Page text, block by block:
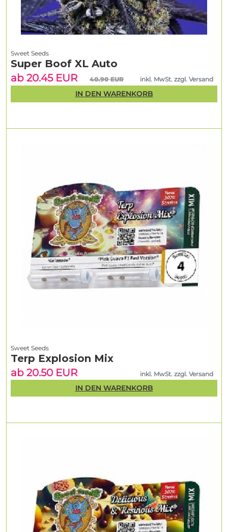
Sweet Seeds
Terp Explosion Mix
ab 20.50 EUR
inkl. MwSt. zzgl. Versand
IN DEN WARENKORB
Sweet Seeds
Super Boof XL Auto
ab 20.45 EUR
40.90 EUR inkl. MwSt. zzgl. Versand
IN DEN WARENKORB